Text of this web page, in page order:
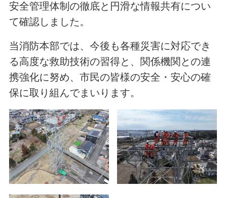
安全管理体制の徹底と円滑な情報共有につい
て確認しました。
当消防本部では、今後も各種災害に対応でき
る高度な救助技術の習得と、関係機関との連
携強化に努め、市民の皆様の安全・安心の確
保に取り組んでまいります。